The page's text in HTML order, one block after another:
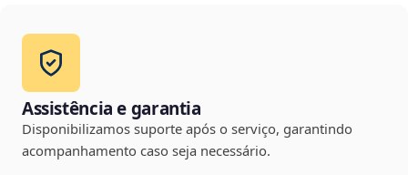
Assistência e garantia
Disponibilizamos suporte após o serviço, garantindo
acompanhamento caso seja necessário.